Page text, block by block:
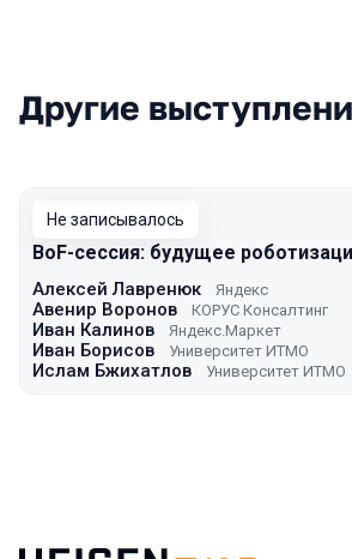
Другие
Не записывалось
BoF-сессия: будущее
Алексей Лавренюк Яндекс
Авенир Воронов КОРУС Консалтинг
Иван Калинов Яндекс.Маркет
Иван Борисов Университет ИТМО
Ислам Бжихатлов Университет ИТМО